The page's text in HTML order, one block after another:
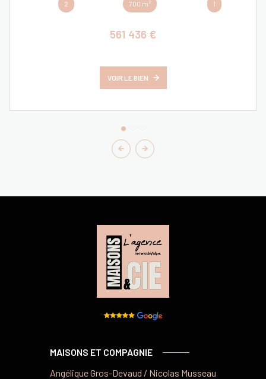
2 700 m² 1
561 436 €
VOIR LE BIEN
MAISONS ET COMPAGNIE
Angélique Gros-Devaud / Nicolas Musseau